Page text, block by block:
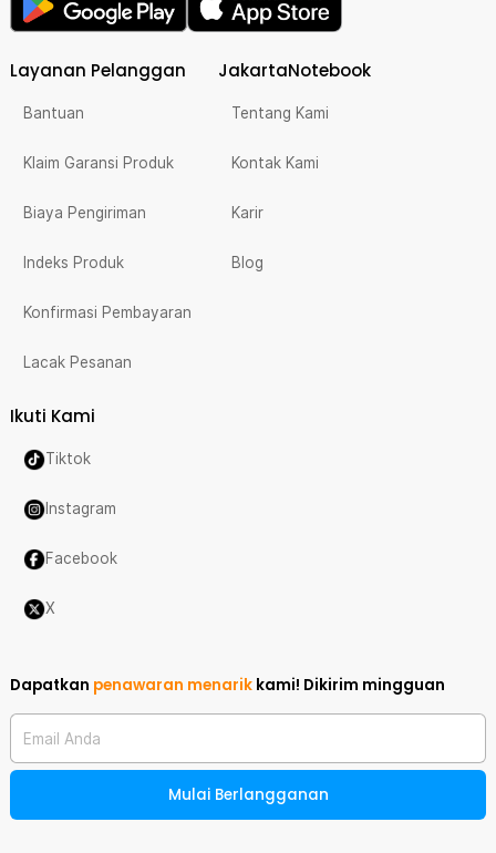
Layanan Pelanggan
Bantuan
Klaim Garansi Produk
Biaya Pengiriman
Indeks Produk
Konfirmasi Pembayaran
Lacak Pesanan
JakartaNotebook
Tentang Kami
Kontak Kami
Karir
Blog
Ikuti Kami
Tiktok
Instagram
Facebook
X
Dapatkan penawaran menarik kami! Dikirim mingguan
Email Anda
Mulai Berlangganan